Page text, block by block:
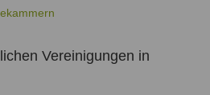
Vereinigungen in